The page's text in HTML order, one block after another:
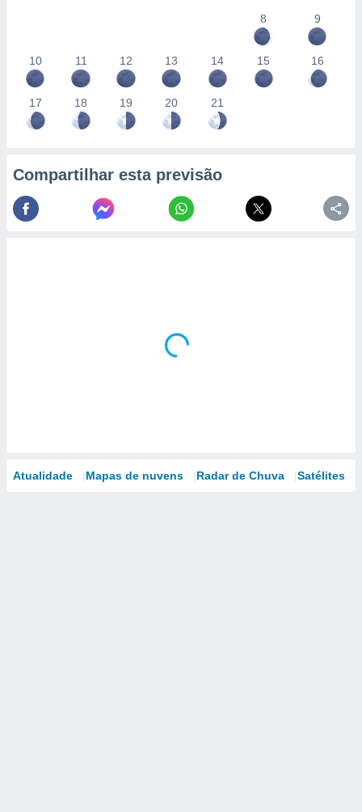
8
9
10 11 12 13 14 15 16
17 18 19 20 21
Compartilhar esta previsão
Atualidade Mapas de nuvens Radar de Chuva Satélites